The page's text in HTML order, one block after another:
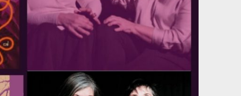
Dans le voisinage
Évenements
Exposés
Expositions
Permanences anti-JOP
Réflexions